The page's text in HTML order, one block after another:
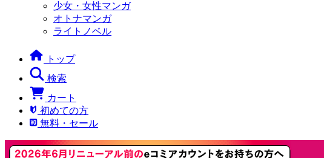
少女・女性マンガ
オトナマンガ
ライトノベル
トップ
検索
カート
初めての方
無料・セール